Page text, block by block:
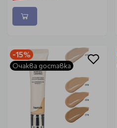
-15%
Очаква доставка